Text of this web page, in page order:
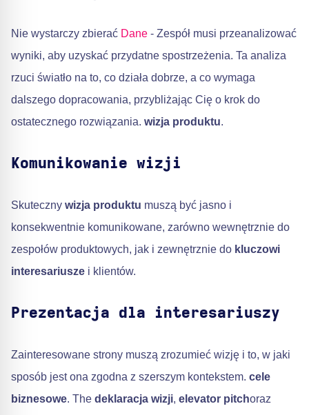
Nie wystarczy zbierać Dane - Zespół musi przeanalizować
wyniki, aby uzyskać przydatne spostrzeżenia. Ta analiza
rzuci światło na to, co działa dobrze, a co wymaga
dalszego dopracowania, przybliżając Cię o krok do
ostatecznego rozwiązania. wizja produktu.
Komunikowanie wizji
Skuteczny wizja produktu muszą być jasno i
konsekwentnie komunikowane, zarówno wewnętrznie do
zespołów produktowych, jak i zewnętrznie do kluczowi
interesariusze i klientów.
Prezentacja dla interesariuszy
Zainteresowane strony muszą zrozumieć wizję i to, w jaki
sposób jest ona zgodna z szerszym kontekstem. cele
biznesowe. The deklaracja wizji, elevator pitchoraz